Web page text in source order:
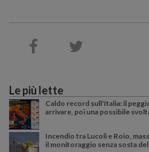
Le più lette
Caldo record sull'Italia: il
arrivare, poi una possibile
Incendio tra Lucoli e Roio,
il monitoraggio senza sosta